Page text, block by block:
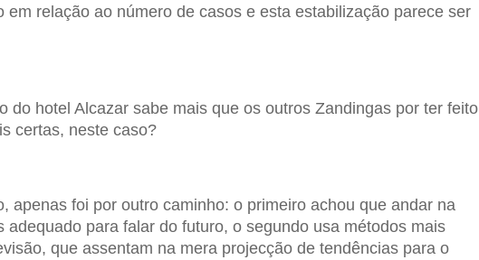
em relação ao número de casos e esta estabilização parece ser
do hotel Alcazar sabe mais que os outros Zandingas por ter feito
certas, neste caso?
apenas foi por outro caminho: o primeiro achou que andar na
adequado para falar do futuro, o segundo usa métodos mais
que assentam na mera projecção de tendências para o